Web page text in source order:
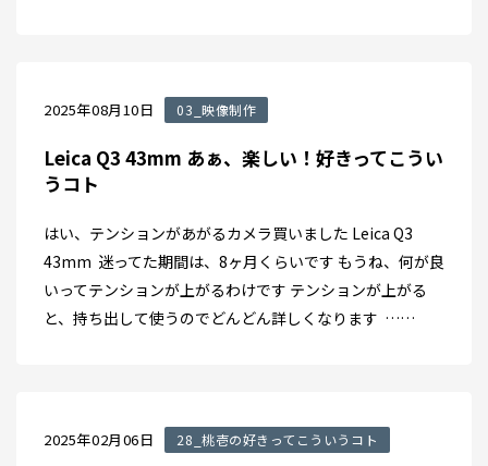
2025年08月10日 03_映像制作
Leica Q3 43mm あぁ、楽しい！好きってこうい
うコト
はい、テンションがあがるカメラ買いました Leica Q3
43mm 迷ってた期間は、8ヶ月くらいです もうね、何が良
いってテンションが上がるわけです テンションが上がる
と、持ち出して使うのでどんどん詳しくなります ……
2025年02月06日 28_桃壱の好きってこういうコト